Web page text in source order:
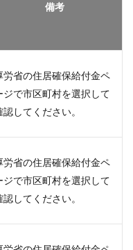
備考
労省の住居確保給付金ペ
ジで市区町村を選択して
認してください。
労省の住居確保給付金ペ
ジで市区町村を選択して
認してください。